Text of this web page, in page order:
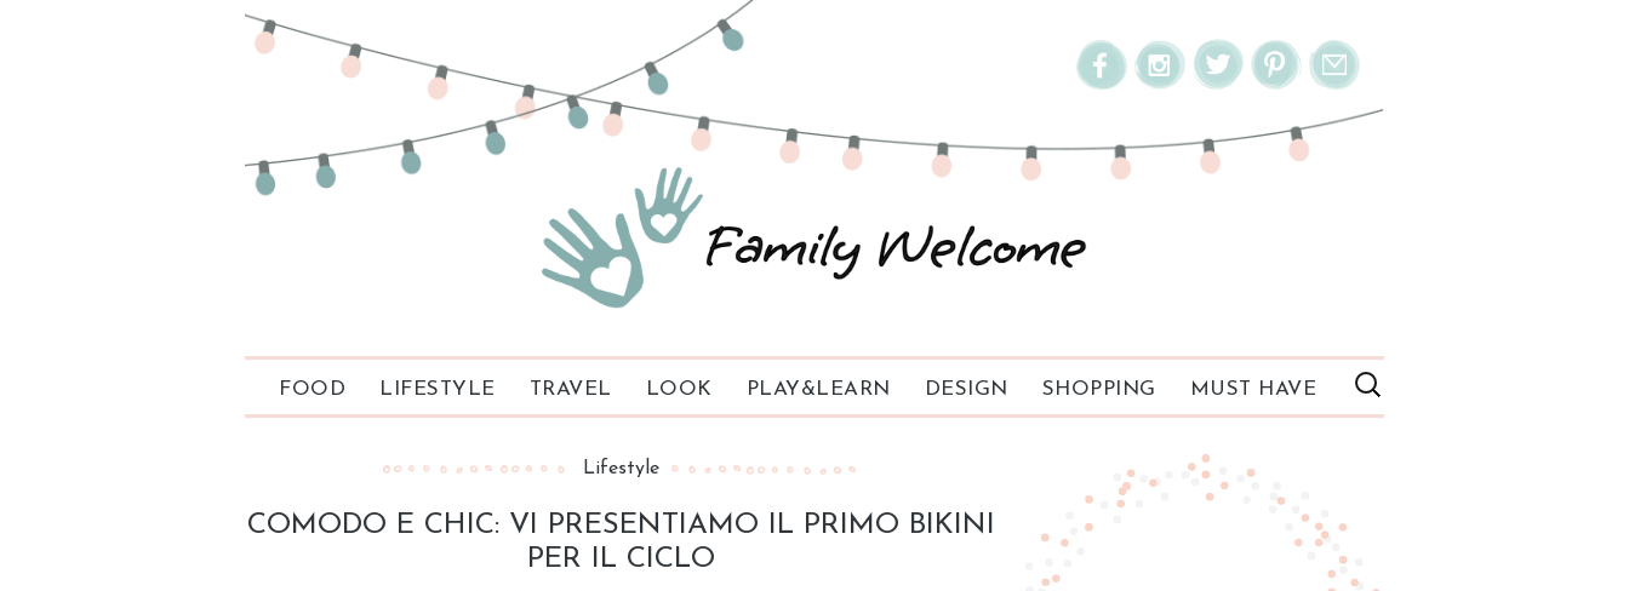
FOOD LIFESTYLE TRAVEL LOOK PLAY&LEARN DESIGN SHOPPING MUST HAVE
Lifestyle
COMODO E CHIC: VI PRESENTIAMO IL PRIMO BIKINI
PER IL CICLO